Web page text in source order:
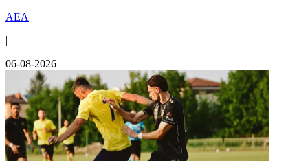
ΑΕΛ
|
06-08-2026